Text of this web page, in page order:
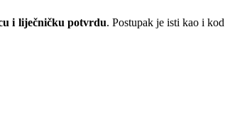
i liječničku potvrdu. Postupak je isti kao i kod